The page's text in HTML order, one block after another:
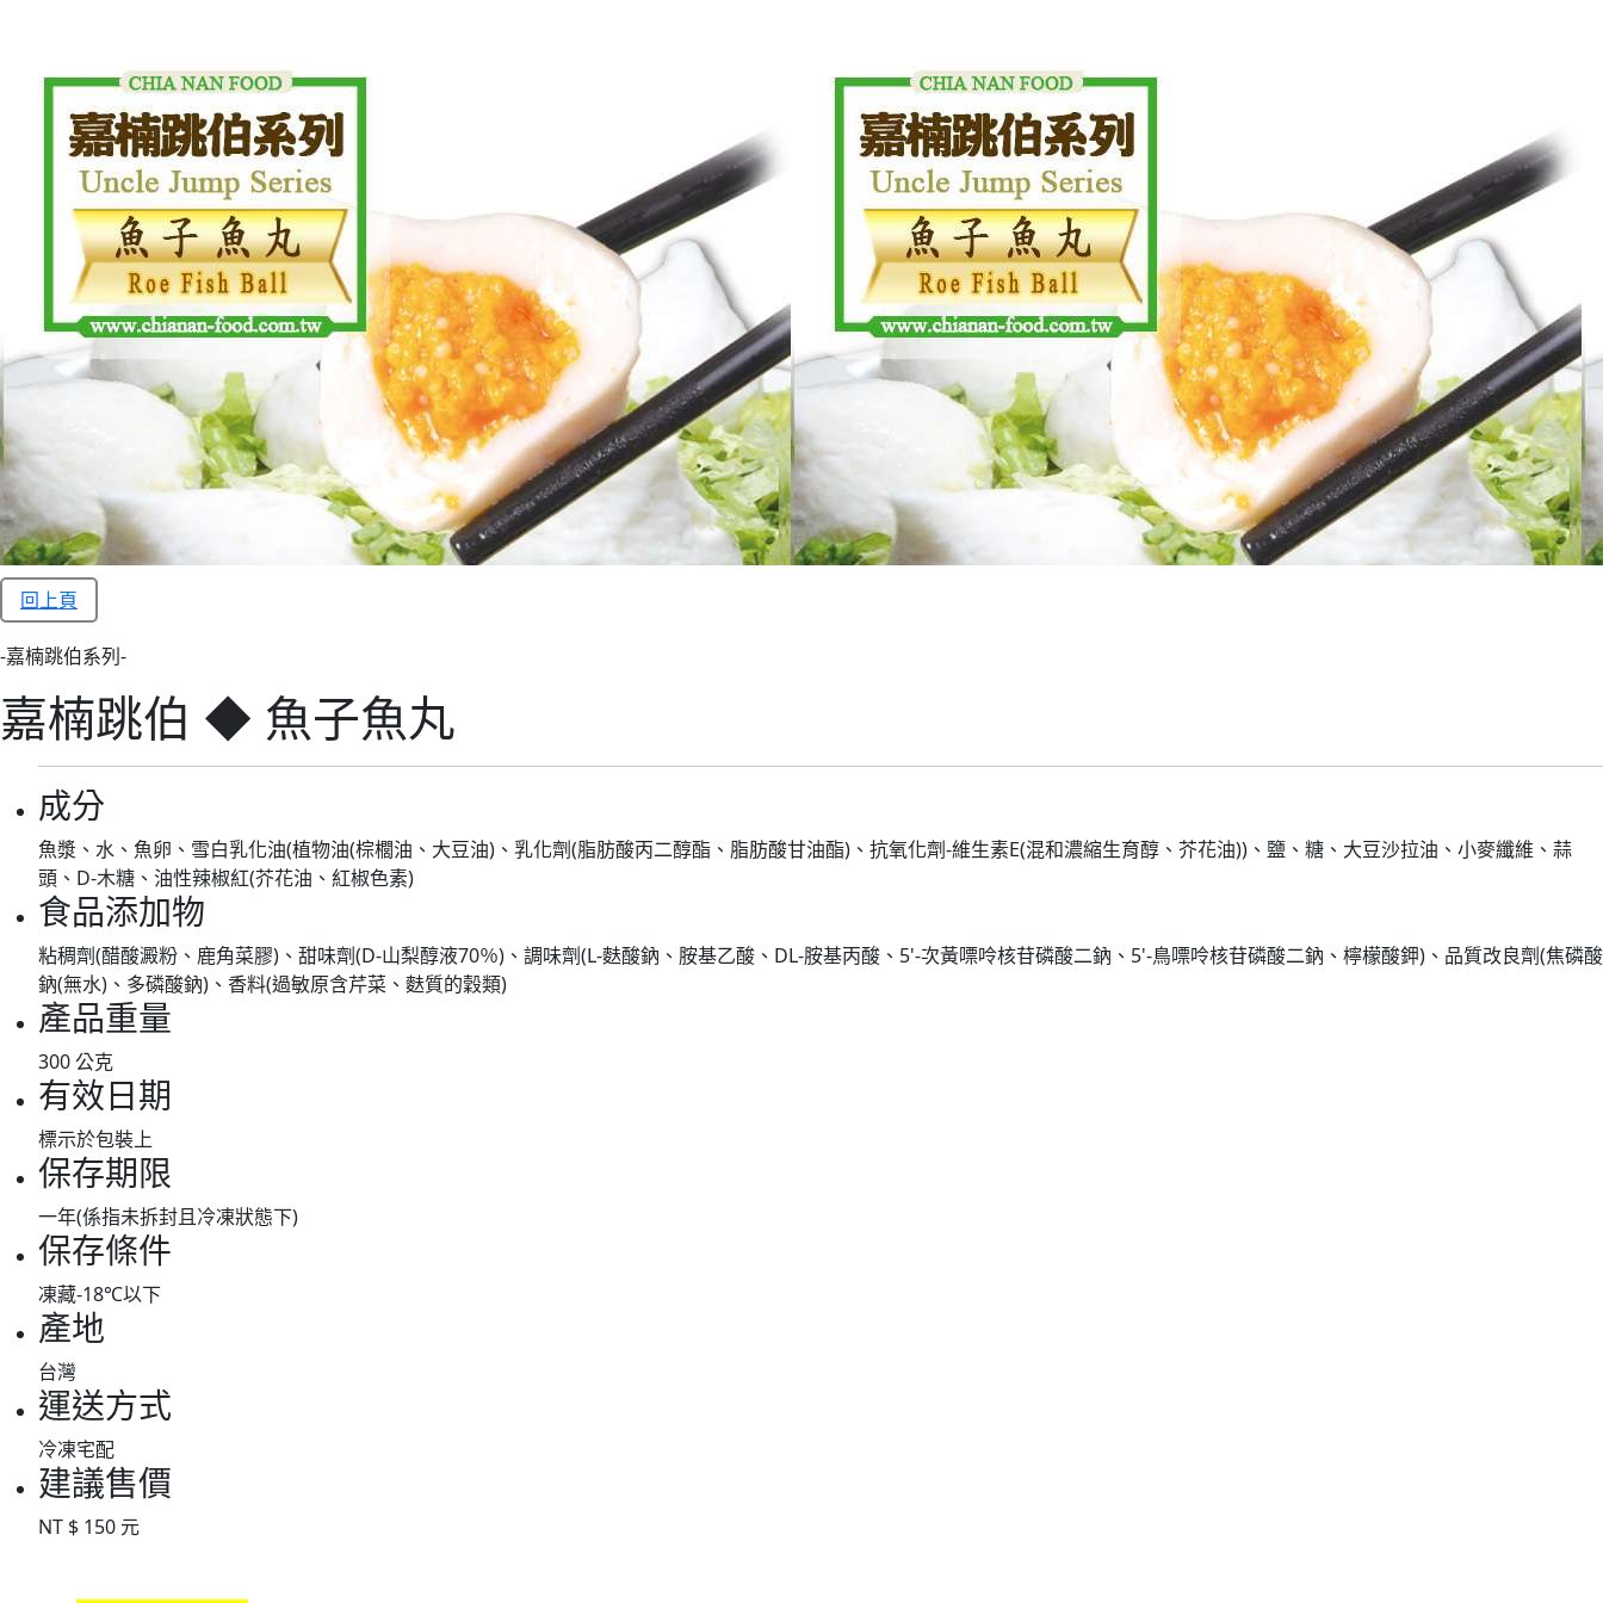
回上頁
-嘉楠跳伯系列-
嘉楠跳伯 ◆ 魚子魚丸
成分
魚漿、水、魚卵、雪白乳化油(植物油(棕櫚油、大豆油)、乳化劑(脂肪酸丙二醇酯、脂肪酸甘油酯)、抗氧化劑-維生素E(混和濃縮生育醇、芥花油))、鹽、糖、大豆沙拉油、小麥纖維、蒜
頭、D-木糖、油性辣椒紅(芥花油、紅椒色素)
食品添加物
粘稠劑(醋酸澱粉、鹿角菜膠)、甜味劑(D-山梨醇液70％)、調味劑(L-麩酸鈉、胺基乙酸、DL-胺基丙酸、5'-次黃嘌呤核苷磷酸二鈉、5'-鳥嘌呤核苷磷酸二鈉、檸檬酸鉀)、品質改良劑(焦磷酸
鈉(無水)、多磷酸鈉)、香料(過敏原含芹菜、麩質的穀類)
產品重量
300 公克
有效日期
標示於包裝上
保存期限
一年(係指未拆封且冷凍狀態下)
保存條件
凍藏-18℃以下
產地
台灣
運送方式
冷凍宅配
建議售價
NT $ 150 元